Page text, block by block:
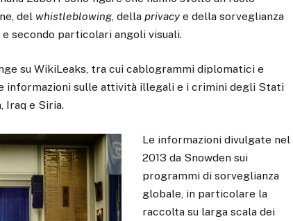
del whistleblowing, dellaprivacy e della sorveglianza
secondo particolari angoli visuali.
su WikiLeaks, tra cui cablogrammi diplomatici e
informazioni sulle attività illegali e i crimini degli Stati
Iraq e Siria.
Le informazioni divulgate nel
2013 da Snowden sui
programmi di sorveglianza
globale, in particolare la
raccolta su larga scala dei